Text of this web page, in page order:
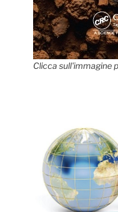
Clicca sull'immagine